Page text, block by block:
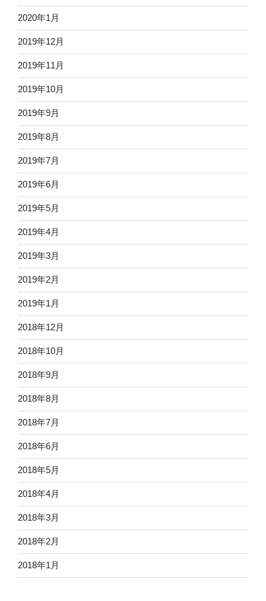
2020年1月
2019年12月
2019年11月
2019年10月
2019年9月
2019年8月
2019年7月
2019年6月
2019年5月
2019年4月
2019年3月
2019年2月
2019年1月
2018年12月
2018年10月
2018年9月
2018年8月
2018年7月
2018年6月
2018年5月
2018年4月
2018年3月
2018年2月
2018年1月